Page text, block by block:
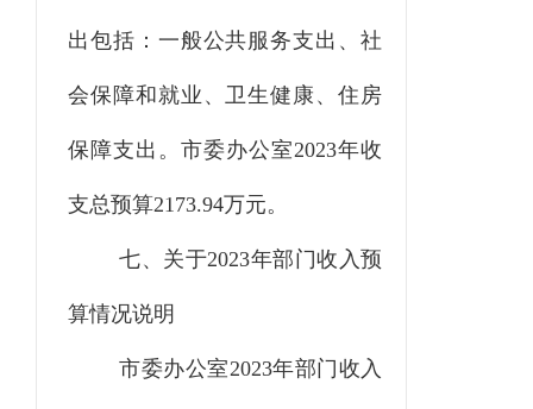
出包括：一般公共服务支出、社
会保障和就业、卫生健康、住房
保障支出。市委办公室2023年收
支总预算2173.94万元。
七、关于2023年部门收入预
算情况说明
市委办公室2023年部门收入